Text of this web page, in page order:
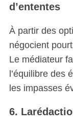
d’ententes
À partir des
négocient
Le médiateur
l’équilibre des
les impasses
6.